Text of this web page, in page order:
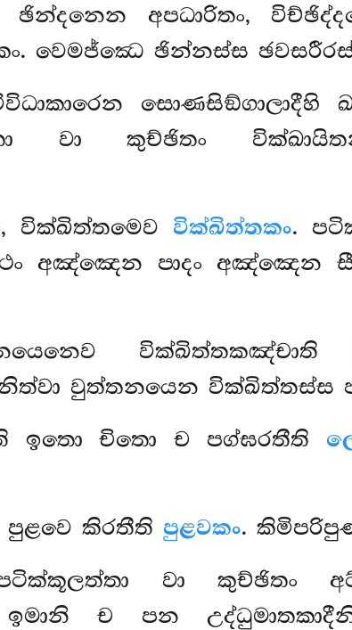
ඡින්දනෙන අපධාරිතං,
වෙමජ්ඣෙ ඡින්නස්ස
සොණසිඞ්ගාලාදීහි
වා කුච්ඡිතං
වික්ඛිත්තමෙව වික්ඛිත්තකං.
අඤ්ඤෙන පාදං අඤ්ඤෙන
වික්ඛිත්තකඤ්චාති
වුත්තනයෙන වික්ඛිත්තස්ස
ඉතො චිතො ච පග්ඝරතීති
පුළවෙ කිරතීතිපුළවකං.
වා කුච්ඡිතං
ඉමානි ච පන